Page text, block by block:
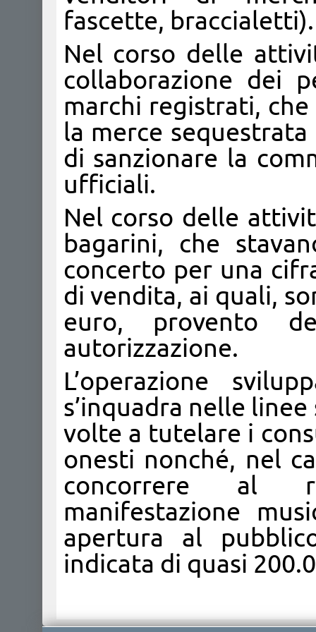
fascette, braccialetti).
Nel corso delle
collaborazione dei
marchi registrati,
la merce
di sanzionare la
ufficiali.
Nel corso delle
bagarini, che
concerto per una
di vendita, ai quali,
euro, provento
autorizzazione.
L’operazione
s’inquadra nelle
volte a tutelare i
onesti nonché, nel
concorrere al
manifestazione
apertura al
indicata di quasi